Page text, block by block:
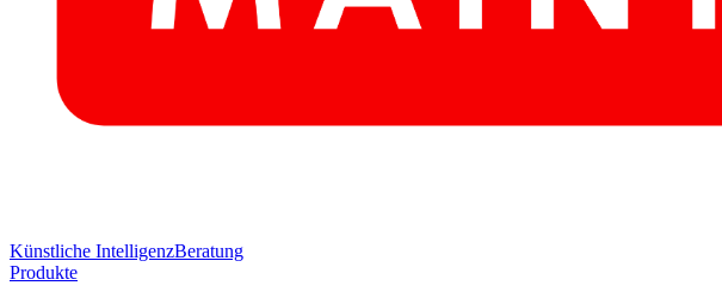
Künstliche IntelligenzBeratung
Produkte